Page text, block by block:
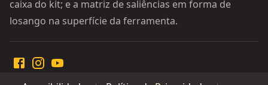
caixa do kit; e a matriz de saliências em forma de
losango na superfície da ferramenta.